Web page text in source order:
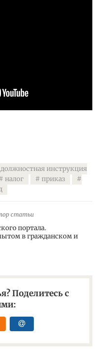
должностная инструкция
налог
приказ
статьи
портала.
в гражданском и
Поделитесь с